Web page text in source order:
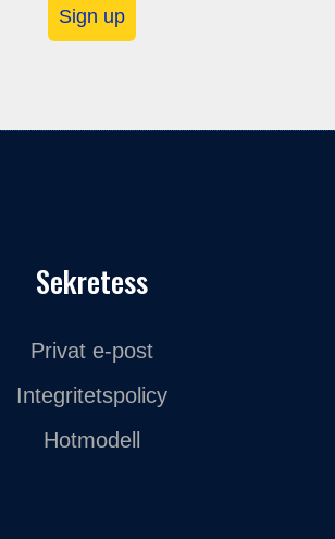
Sign up
Sekretess
Privat e-post
Integritetspolicy
Hotmodell